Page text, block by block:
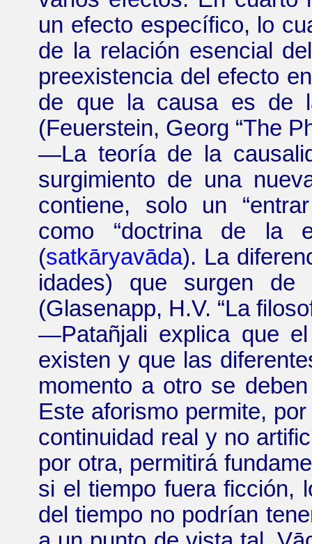
un efecto específico, lo
de la relación esencial
preexistencia del efecto
de que la causa es de
(Feuerstein, Georg “The
—La teoría de la
surgimiento de una
contiene, solo un “
como “doctrina de la
(satkāryavāda). La
idades) que surgen de
(Glasenapp, H.V. “La
—Patañjali explica que
existen y que las
momento a otro se
Este aforismo permite,
continuidad real y no
por otra, permitirá
si el tiempo fuera ficción,
del tiempo no podrían